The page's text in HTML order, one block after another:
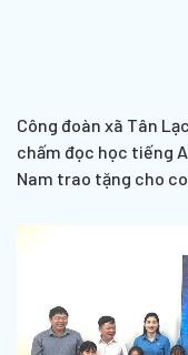
Công đoàn xã Tân
chấm đọc học tiếng
Nam trao tặng cho